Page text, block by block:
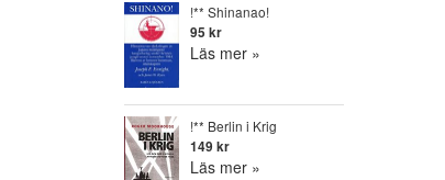
!** Shinanao!
95 kr
Läs mer »
!** Berlin i Krig
149 kr
Läs mer »